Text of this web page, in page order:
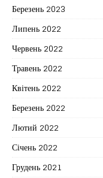
Березень 2023
Липень 2022
Червень 2022
Травень 2022
Квітень 2022
Березень 2022
Лютий 2022
Січень 2022
Грудень 2021